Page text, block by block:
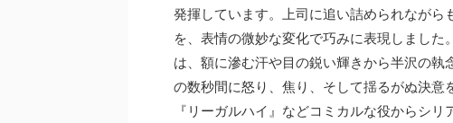
発揮しています。上司に追い詰められなが
を、表情の微妙な変化で巧みに表現しまし
は、額に滲む汗や目の鋭い輝きから半沢の
の数秒間に怒り、焦り、そして揺るがぬ決意
『リーガルハイ』などコミカルな役からシ